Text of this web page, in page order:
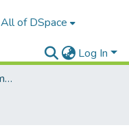
All of DSpace
Log In
Faculty of Economics, Commercial Sciences and Management Sciences